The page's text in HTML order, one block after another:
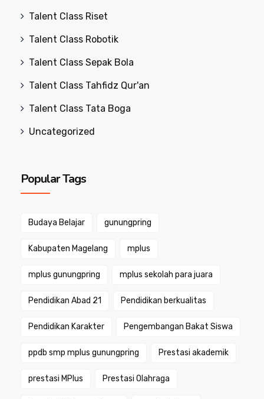
Talent Class Riset
Talent Class Robotik
Talent Class Sepak Bola
Talent Class Tahfidz Qur'an
Talent Class Tata Boga
Uncategorized
Popular Tags
Budaya Belajar gunungpring
Kabupaten Magelang mplus
mplus gunungpring mplus sekolah para juara
Pendidikan Abad 21 Pendidikan berkualitas
Pendidikan Karakter Pengembangan Bakat Siswa
ppdb smp mplus gunungpring Prestasi akademik
prestasi MPlus Prestasi Olahraga